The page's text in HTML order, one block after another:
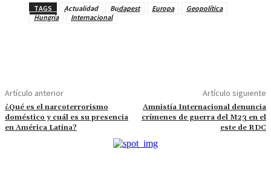
TAGS Actualidad Budapest Europa
Geopolítica
Hungría
Internacional
Artículo anterior
¿Qué es el narcoterrorismo
doméstico y cuál es su presencia
en América Latina?
Artículo siguiente
Amnistía Internacional denuncia
crímenes de guerra del M23 en el
este de RDC